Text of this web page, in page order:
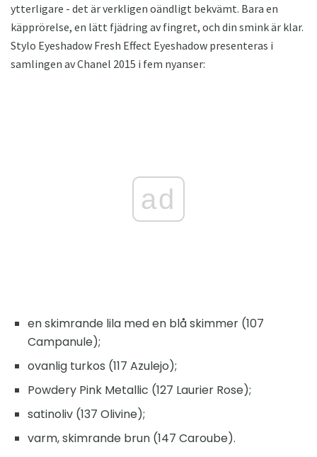
ytterligare - det är verkligen oändligt bekvämt. Bara en
käpprörelse, en lätt fjädring av fingret, och din smink är klar.
Stylo Eyeshadow Fresh Effect Eyeshadow presenteras i
samlingen av Chanel 2015 i fem nyanser:
ad
en skimrande lila med en blå skimmer (107
Campanule);
ovanlig turkos (117 Azulejo);
Powdery Pink Metallic (127 Laurier Rose);
satinoliv (137 Olivine);
varm, skimrande brun (147 Caroube).